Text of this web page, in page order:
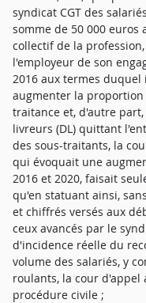
syndicat CGT des
somme de 50 000
collectif de la
l'employeur de son
2016 aux termes
augmenter la proportion
traitance et, d'autre
livreurs (DL) quittant
des sous-traitants, la
qui évoquait une
2016 et 2020, faisait
qu'en statuant ainsi,
et chiffrés versés aux
ceux avancés par le
d'incidence réelle du
volume des salariés, y
roulants, la cour d'appel
procédure civile ;